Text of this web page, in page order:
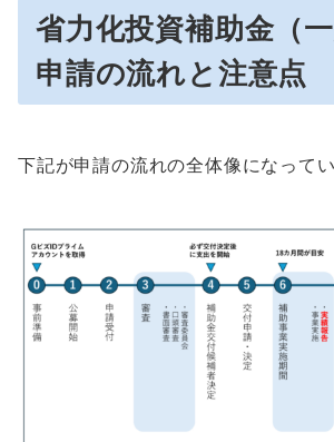
省力化投資補助金（
申請の流れと注意点
下記が申請の流れの全体像になってい